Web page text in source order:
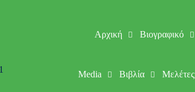
Αρχική Βιογραφικό
Media Βιβλία Μελέτες